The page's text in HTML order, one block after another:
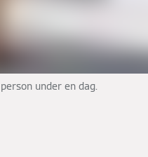
under en dag.